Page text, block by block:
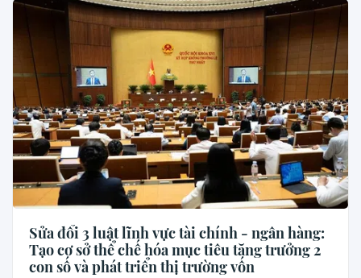
Sửa đổi 3 luật lĩnh vực tài chính - ngân hàng:
Tạo cơ sở thể chế hóa mục tiêu tăng trưởng 2
con số và phát triển thị trường vốn